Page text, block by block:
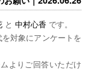
と 中村心香 です。
対象にアンケートを
よりご回答いただけ